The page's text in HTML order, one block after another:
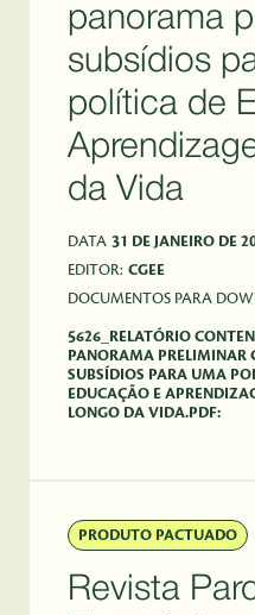
panorama
subsídios
política de
da Vida
DATA 31 DE JANEIRO DE
EDITOR: CGEE
DOCUMENTOS PARA
5626_RELATÓRIO
PANORAMA PRELIMINAR
SUBSÍDIOS PARA UMA
EDUCAÇÃO E
LONGO DA VIDA.PDF:
PRODUTO PACTUADO
Revista